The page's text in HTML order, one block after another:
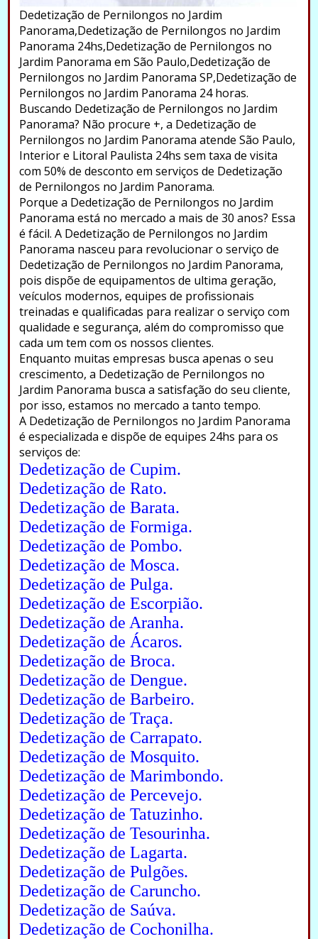
Dedetização de Pernilongos no Jardim
Panorama,Dedetização de Pernilongos no Jardim
Panorama 24hs,Dedetização de Pernilongos no
Jardim Panorama em São Paulo,Dedetização de
Pernilongos no Jardim Panorama SP,Dedetização de
Pernilongos no Jardim Panorama 24 horas.
Buscando Dedetização de Pernilongos no Jardim
Panorama? Não procure +, a Dedetização de
Pernilongos no Jardim Panorama atende São Paulo,
Interior e Litoral Paulista 24hs sem taxa de visita
com 50% de desconto em serviços de Dedetização
de Pernilongos no Jardim Panorama.
Porque a Dedetização de Pernilongos no Jardim
Panorama está no mercado a mais de 30 anos? Essa
é fácil. A Dedetização de Pernilongos no Jardim
Panorama nasceu para revolucionar o serviço de
Dedetização de Pernilongos no Jardim Panorama,
pois dispõe de equipamentos de ultima geração,
veículos modernos, equipes de profissionais
treinadas e qualificadas para realizar o serviço com
qualidade e segurança, além do compromisso que
cada um tem com os nossos clientes.
Enquanto muitas empresas busca apenas o seu
crescimento, a Dedetização de Pernilongos no
Jardim Panorama busca a satisfação do seu cliente,
por isso, estamos no mercado a tanto tempo.
A Dedetização de Pernilongos no Jardim Panorama
é especializada e dispõe de equipes 24hs para os
serviços de:
Dedetização de Cupim.
Dedetização de Rato.
Dedetização de Barata.
Dedetização de Formiga.
Dedetização de Pombo.
Dedetização de Mosca.
Dedetização de Pulga.
Dedetização de Escorpião.
Dedetização de Aranha.
Dedetização de Ácaros.
Dedetização de Broca.
Dedetização de Dengue.
Dedetização de Barbeiro.
Dedetização de Traça.
Dedetização de Carrapato.
Dedetização de Mosquito.
Dedetização de Marimbondo.
Dedetização de Percevejo.
Dedetização de Tatuzinho.
Dedetização de Tesourinha.
Dedetização de Lagarta.
Dedetização de Pulgões.
Dedetização de Caruncho.
Dedetização de Saúva.
Dedetização de Cochonilha.